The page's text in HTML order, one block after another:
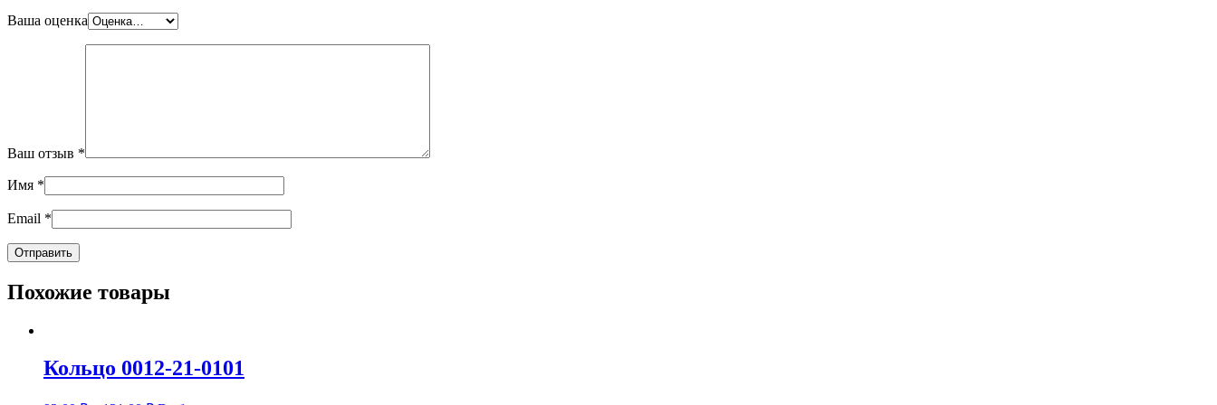
Ваша оценка
Ваш отзыв *
Имя *
Email *
Похожие товары
Кольцо 0012-21-0101